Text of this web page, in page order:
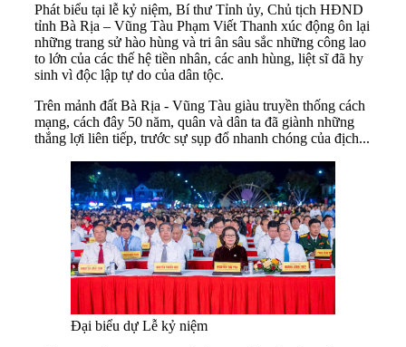
Phát biểu tại lễ kỷ niệm, Bí thư Tỉnh ủy, Chủ tịch HĐND
tỉnh Bà Rịa – Vũng Tàu Phạm Viết Thanh xúc động ôn lại
những trang sử hào hùng và tri ân sâu sắc những công lao
to lớn của các thế hệ tiền nhân, các anh hùng, liệt sĩ đã hy
sinh vì độc lập tự do của dân tộc.
Trên mảnh đất Bà Rịa - Vũng Tàu giàu truyền thống cách
mạng, cách đây 50 năm, quân và dân ta đã giành những
thắng lợi liên tiếp, trước sự sụp đổ nhanh chóng của địch...
Đại biểu dự Lễ kỷ niệm